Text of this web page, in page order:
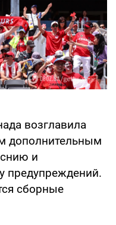
возглавила
дополнительным
и
предупреждений.
сборные